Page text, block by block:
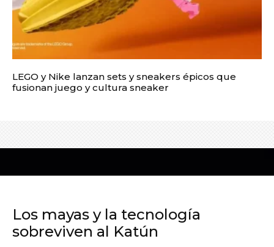
LEGO y Nike lanzan sets y sneakers épicos que
fusionan juego y cultura sneaker
Los mayas y la tecnología
sobreviven al Katún